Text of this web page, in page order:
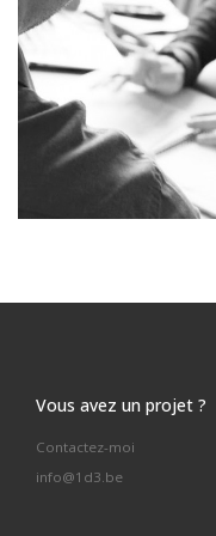
Vous avez un projet ?
Contactez-moi
info@1d3.be